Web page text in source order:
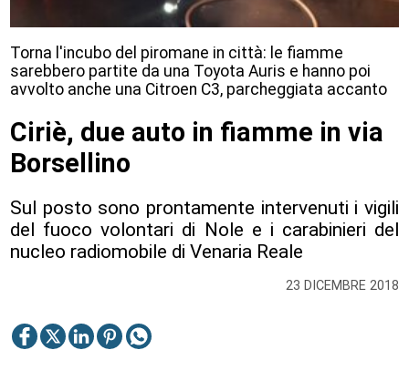
23 DICEMBRE 2018
Torna l'incubo del piromane in città: le fiamme
sarebbero partite da una Toyota Auris e hanno poi
avvolto anche una Citroen C3, parcheggiata accanto
Ciriè, due auto in fiamme in via
Borsellino
Sul posto sono prontamente intervenuti i vigili
del fuoco volontari di Nole e i carabinieri del
nucleo radiomobile di Venaria Reale